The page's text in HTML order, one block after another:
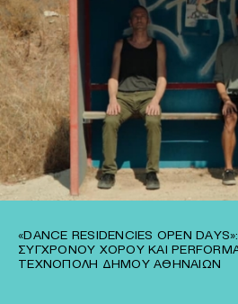
«DANCE RESIDENCIES OPEN
ΣΎΓΧΡΟΝΟΥ ΧΟΡΟΎ ΚΑΙ
ΤΕΧΝΌΠΟΛΗ ΔΉΜΟΥ ΑΘΗΝΑΊΩΝ